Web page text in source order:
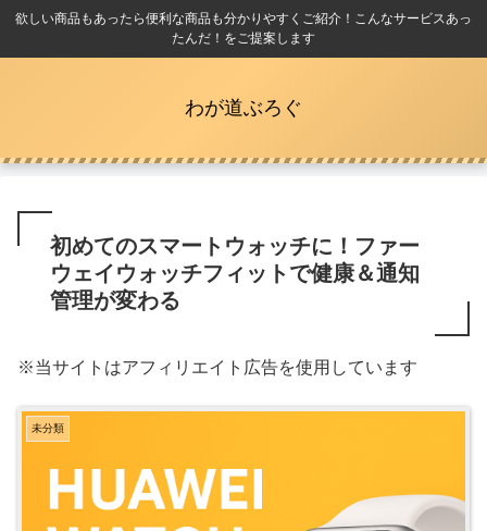
欲しい商品もあったら便利な商品も分かりやすくご紹介！こんなサービスあっ
たんだ！をご提案します
わが道ぶろぐ
初めてのスマートウォッチに！ファー
ウェイウォッチフィットで健康＆通知
管理が変わる
※当サイトはアフィリエイト広告を使用しています
未分類